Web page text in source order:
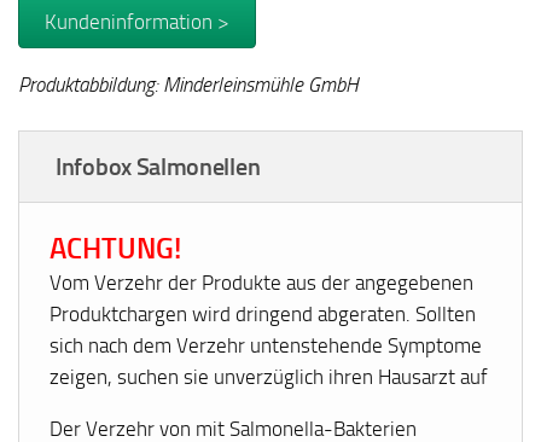
Kundeninformation >
Produktabbildung: Minderleinsmühle GmbH
Infobox Salmonellen
ACHTUNG!
Vom Verzehr der Produkte aus der angegebenen
Produktchargen wird dringend abgeraten. Sollten
sich nach dem Verzehr untenstehende Symptome
zeigen, suchen sie unverzüglich ihren Hausarzt auf
Der Verzehr von mit Salmonella-Bakterien